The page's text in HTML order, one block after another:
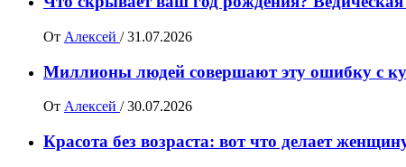
От Алексей / 31.07.2026
Миллионы людей совершают эту ошибку с
От Алексей / 30.07.2026
Красота без возраста: вот что делает